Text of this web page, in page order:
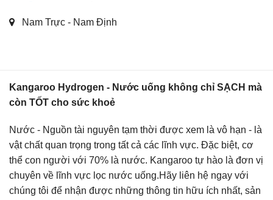
Nam Trực - Nam Định
Kangaroo Hydrogen - Nước uống không chỉ SẠCH mà
còn TỐT cho sức khoẻ
Nước - Nguồn tài nguyên tạm thời được xem là vô hạn - là
vật chất quan trọng trong tất cả các lĩnh vực. Đặc biệt, cơ
thể con người với 70% là nước. Kangaroo tự hào là đơn vị
chuyên về lĩnh vực lọc nước uống.Hãy liên hệ ngay với
chúng tôi để nhận được những thông tin hữu ích nhất, sản